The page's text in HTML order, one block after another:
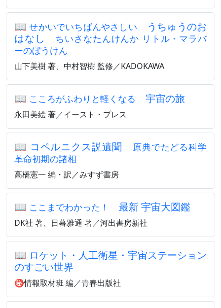
📖せかいでいちばんやさしい うちゅうのお
はなし ちいさなたんけんか リトル・マラバ
ーのぼうけん
山下美樹 著、中村智樹 監修／KADOKAWA
📖 こころがふわりと軽くなる 宇宙の旅
永田美絵 著／イースト・プレス
📖 コペルニクス説遺聞
原典でたどる科学
革命初期の諸相
高橋憲一 編・訳／みすず書房
📖 ここまでわかった！ 最新 宇宙大図鑑
DK社 著、日暮雅通 著／河出書房新社
📖 ロケット・人工衛星・宇宙ステーション
のすごい世界
㊙情報取材班 編／青春出版社